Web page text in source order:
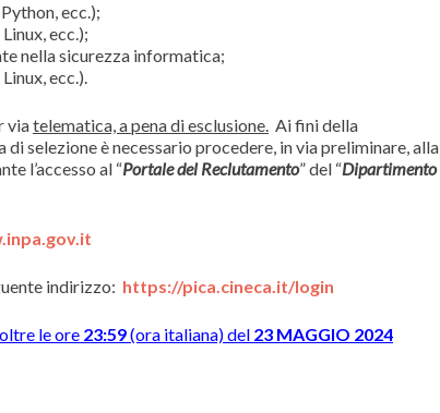
ecc.);
ecc.);
nella sicurezza informatica;
ecc.).
viatelematica, a pena di esclusione. Ai fini della
selezione è necessario procedere, in via preliminare, alla
l’accesso al “Portale del Reclutamento” del “Dipartimento
indirizzo: https://pica.cineca.it/login
le ore 23:59(ora italiana) del 23 MAGGIO 2024